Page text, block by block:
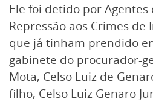
Ele foi detido por Agentes
Repressão aos Crimes de
que já tinham prendido
gabinete do procurador-
Mota, Celso Luiz de
filho, Celso Luiz Genaro